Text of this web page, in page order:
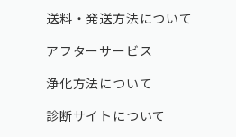
送料・発送方法について
アフターサービス
浄化方法について
診断サイトについて